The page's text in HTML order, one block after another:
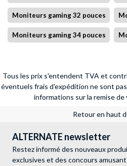
Moniteurs gaming 32 pouces
Moniteurs gaming 34 pouces
Tous les prix s'entendent TVA et
éventuels frais d'expédition ne sont
informations sur la remise de
Retour en haut
ALTERNATE newsletter
Restez informé des nouveaux
exclusives et des concours